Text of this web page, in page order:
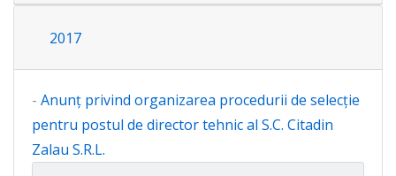
2017
- Anunț privind organizarea procedurii de selecție
pentru postul de director tehnic al S.C. Citadin
Zalau S.R.L.